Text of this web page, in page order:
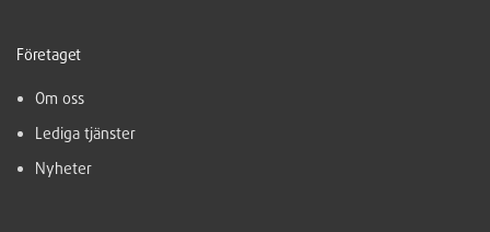
Företaget
Om oss
Lediga tjänster
Nyheter